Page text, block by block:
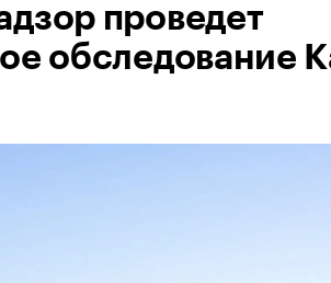
проведет
обследование